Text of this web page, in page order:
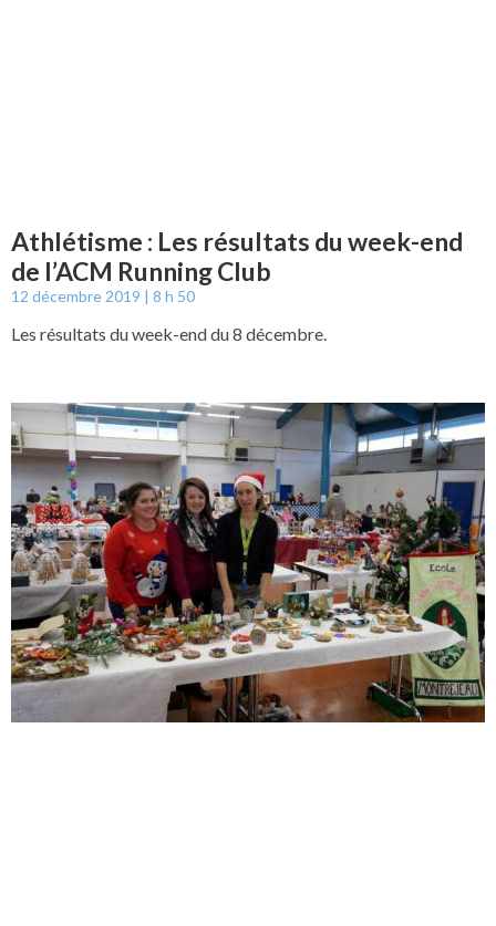
Athlétisme : Les résultats du week-end
de l’ACM Running Club
12 décembre 2019 8 h 50
Les résultats du week-end du 8 décembre.